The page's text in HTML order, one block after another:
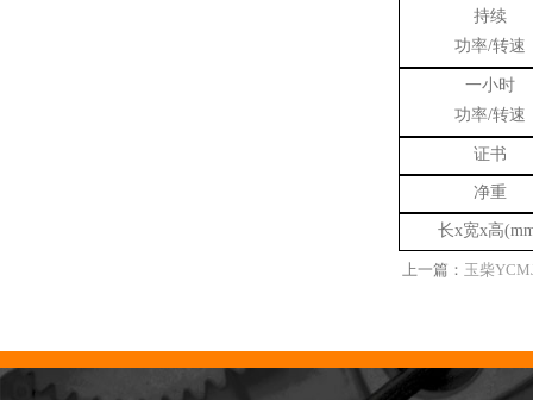
持续
功率/转速
一小时
功率/转速
证书
净重
长x宽x高
上一篇： 玉柴